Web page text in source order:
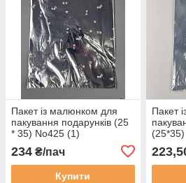
Пакет із малюнком для
пакування подарунків (25
* 35) No425 (1)
"Ромашка" (100 шт.)
234 ₴/пач
Купити
Пакет